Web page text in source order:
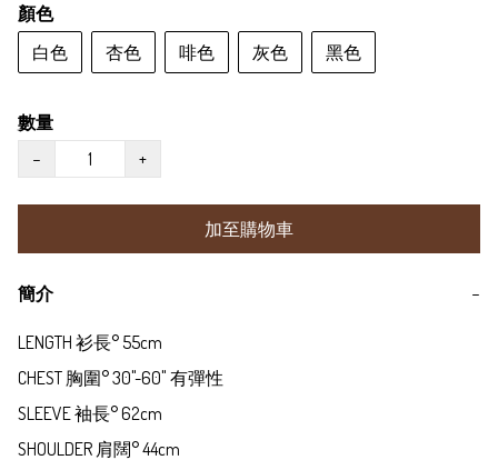
顏色
白色
杏色 啡色 灰色 黑色
數量
−
+
加至購物車
簡介 −
LENGTH 衫長° 55cm
CHEST 胸圍° 30"-60" 有彈性
SLEEVE 袖長° 62cm
SHOULDER 肩闊° 44cm